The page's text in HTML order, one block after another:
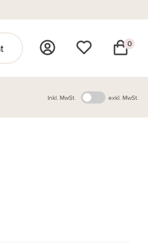
0
Inkl. MwSt. exkl. MwSt.